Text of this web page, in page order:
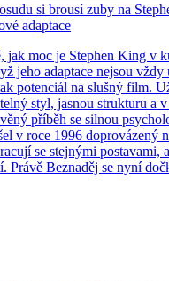
si brousí zuby na
adaptace
jak moc je Stephen King v
jeho adaptace nejsou vždy
potenciál na slušný film.
styl, jasnou strukturu a v
příběh se silnou
v roce 1996 doprovázený
se stejnými postavami,
Právě Beznaděj se nyní